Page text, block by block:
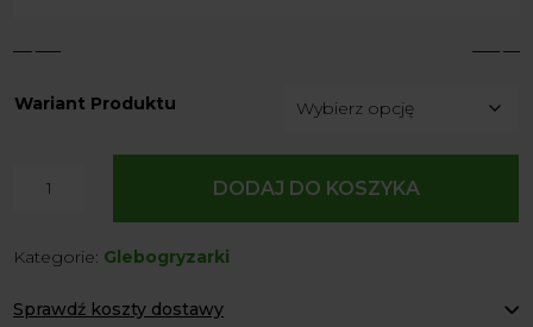
4 5
Wariant Produktu
Sanko
DODAJ DO KOSZYKA
Kategorie: Glebogryzarki
Sprawdź koszty dostawy